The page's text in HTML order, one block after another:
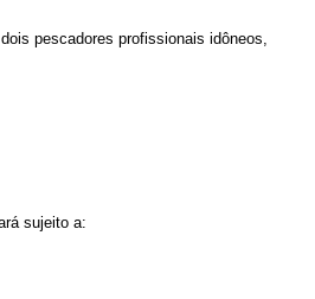
pescadores profissionais idôneos,
sujeito a: